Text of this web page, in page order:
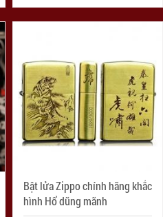
Bật lửa Zippo chính hãng khắc
hình Hổ dũng mãnh